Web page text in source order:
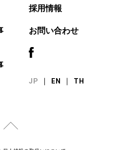
採用情報
お問い合わせ
JP EN TH